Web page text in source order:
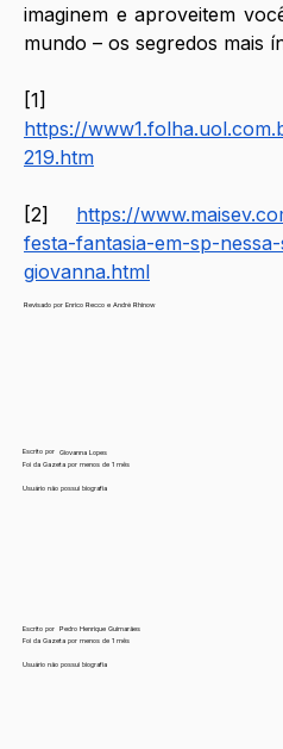
imaginem e aproveitem
mundo – os segredos mais
https://
219.htm
[2] https://
festa-fantasia-em-sp-
giovanna.html
Revisado por Enrico Recco e André Rhinow
Escrito por
Giovanna Lopes
Foi da Gazeta por menos de 1 mês
Usuário não possui biografia
Escrito por
Pedro Henrique Guimarães
Foi da Gazeta por menos de 1 mês
Usuário não possui biografia